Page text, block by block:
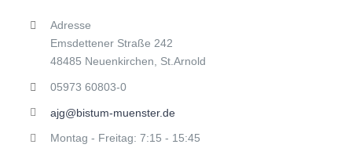
Adresse
Emsdettener Straße 242
48485 Neuenkirchen, St.Arnold
05973 60803-0
ajg@bistum-muenster.de
Montag - Freitag: 7:15 - 15:45